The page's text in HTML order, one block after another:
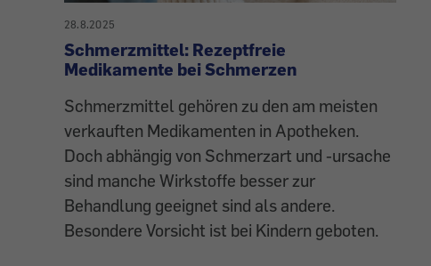
28.8.2025
Schmerzmittel: Rezeptfreie
Medikamente bei Schmerzen
Schmerzmittel gehören zu den am meisten
verkauften Medikamenten in Apotheken.
Doch abhängig von Schmerzart und -ursache
sind manche Wirkstoffe besser zur
Behandlung geeignet sind als andere.
Besondere Vorsicht ist bei Kindern geboten.